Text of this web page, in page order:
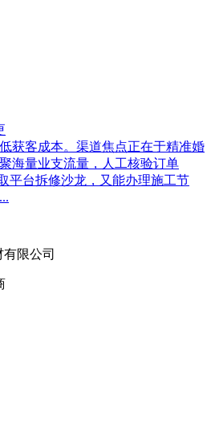
获客成本。渠道焦点正在于精准婚
海量业支流量，人工核验订单
平台拆修沙龙，又能办理施工节
限公司